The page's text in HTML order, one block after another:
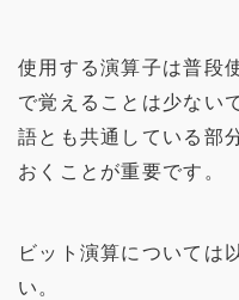
使用する演算子は普段
で覚えることは少ない
語とも共通している部
おくことが重要です。
ビット演算については
い。